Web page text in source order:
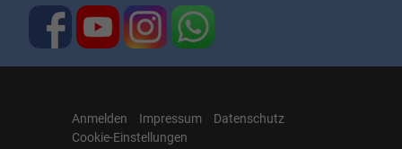
Anmelden Impressum
Datenschutz
Cookie-Einstellungen